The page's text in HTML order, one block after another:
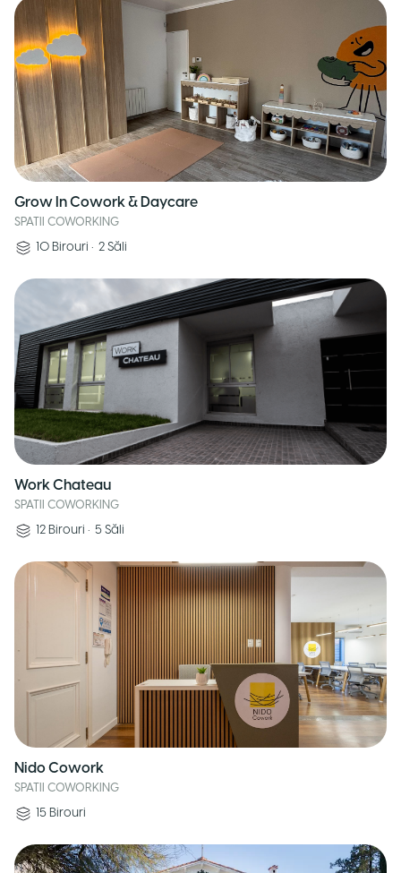
Grow In Cowork & Daycare
SPATII COWORKING
10 Birouri • 2 Săli
Work Chateau
SPATII COWORKING
12 Birouri • 5 Săli
Nido Cowork
SPATII COWORKING
15 Birouri